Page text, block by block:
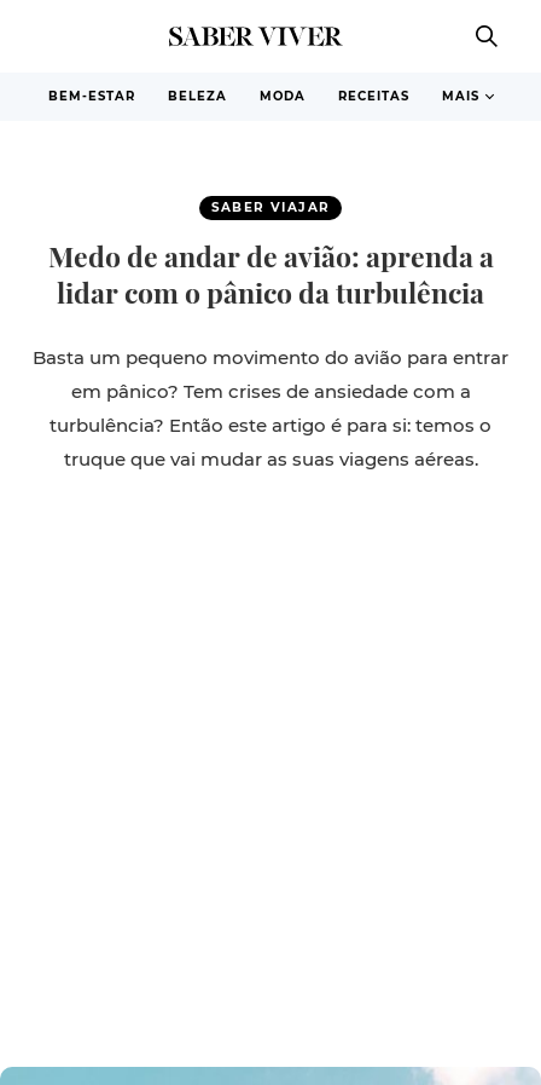
BEM-ESTAR BELEZA MODA RECEITAS MAIS
SABER VIAJAR
Medo de andar de avião: aprenda a
lidar com o pânico da turbulência
Basta um pequeno movimento do avião para entrar
em pânico? Tem crises de ansiedade com a
turbulência? Então este artigo é para si: temos o
truque que vai mudar as suas viagens aéreas.